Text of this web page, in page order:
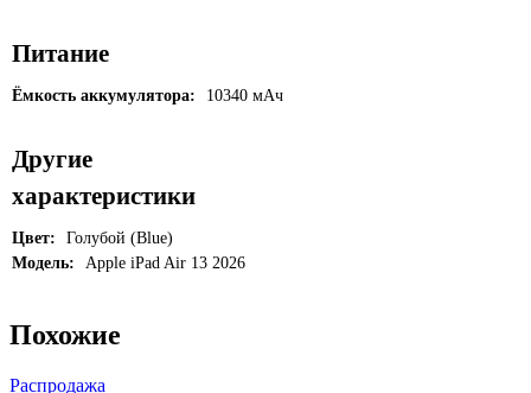
Питание
Ёмкость аккумулятора: 10340 мАч
Другие
характеристики
Цвет:
Голубой (Blue)
Модель:
Apple iPad Air 13 2026
Похожие
Распродажа